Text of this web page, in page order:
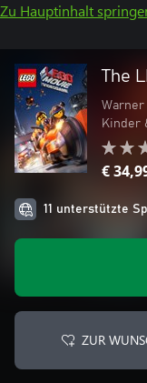
Zu Hauptinhalt
The
Warner
Kinder
€
11 unterstützte
ZUR